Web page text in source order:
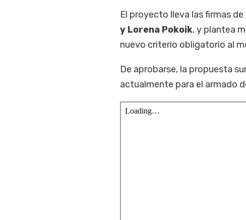
El proyecto lleva las firmas de
y Lorena Pokoik, y plantea
nuevo criterio obligatorio al
De aprobarse, la propuesta
actualmente para el armado